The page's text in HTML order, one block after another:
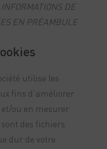
DE
EN PRÉAMBULE
utilise les
fins d’améliorer
ou en mesurer
sont des fichiers
dur de votre